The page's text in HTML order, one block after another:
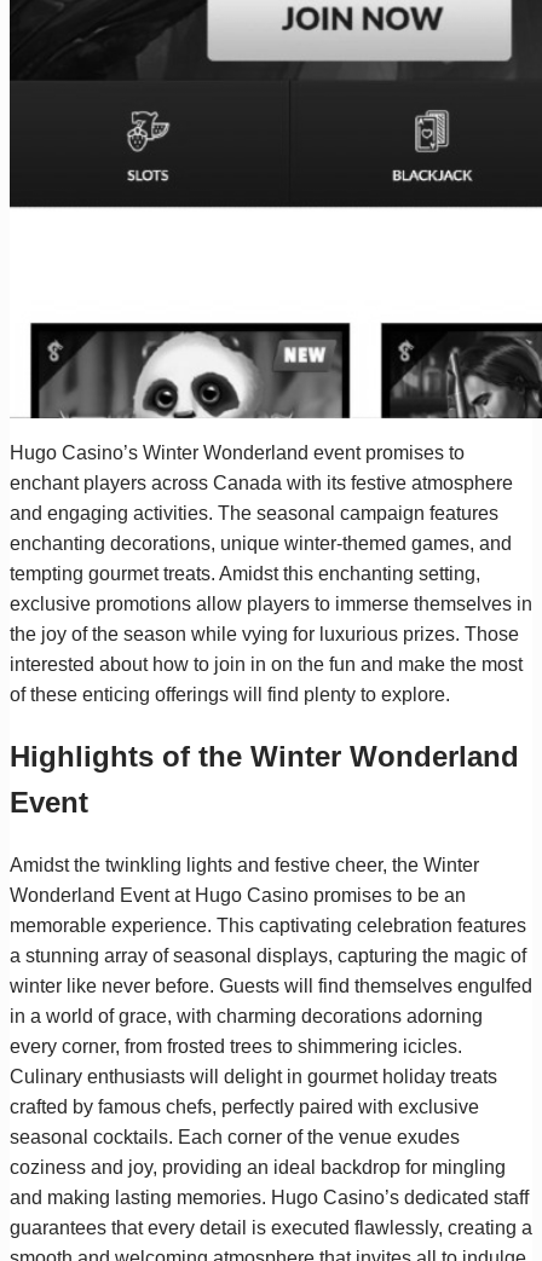
Hugo Casino’s Winter Wonderland event promises to
enchant players across Canada with its festive atmosphere
and engaging activities. The seasonal campaign features
enchanting decorations, unique winter-themed games, and
tempting gourmet treats. Amidst this enchanting setting,
exclusive promotions allow players to immerse themselves in
the joy of the season while vying for luxurious prizes. Those
interested about how to join in on the fun and make the most
of these enticing offerings will find plenty to explore.
Highlights of the Winter Wonderland
Event
Amidst the twinkling lights and festive cheer, the Winter
Wonderland Event at Hugo Casino promises to be an
memorable experience. This captivating celebration features
a stunning array of seasonal displays, capturing the magic of
winter like never before. Guests will find themselves engulfed
in a world of grace, with charming decorations adorning
every corner, from frosted trees to shimmering icicles.
Culinary enthusiasts will delight in gourmet holiday treats
crafted by famous chefs, perfectly paired with exclusive
seasonal cocktails. Each corner of the venue exudes
coziness and joy, providing an ideal backdrop for mingling
and making lasting memories. Hugo Casino’s dedicated staff
guarantees that every detail is executed flawlessly, creating a